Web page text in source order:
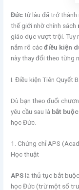
Đứctừ lâu đã trở thành
thế giới nhờ chính sách
giáo dục vượt trội. Tuy
nắm rõ cácđiều kiện
này thay đổi theo từng
I. Điều kiện Tiên Quyết
Dù bạn theo đuổi
yêu cầu sau là bắt buộc
học Đức.
1. Chứng chỉ APS
Học thuật
APSlà thủ tục bắt
học Đức (trừ một số